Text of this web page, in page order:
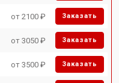
от 2100 ₽ Заказать
от 3050 ₽ Заказать
от 3500 ₽ Заказать